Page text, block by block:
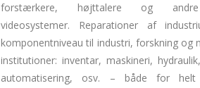
forstærkere, højttalere og
videosystemer. Reparationer af
komponentniveau til industri, forskning og
institutioner: inventar, maskineri,
automatisering, osv. – både for helt